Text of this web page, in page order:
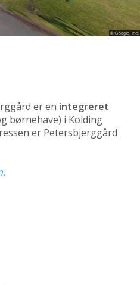
er en integreret
børnehave) i Kolding
er Petersbjerggård